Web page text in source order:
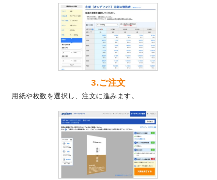
エコノミータイプののぼりが作成できるよ
うになりました！
【新商品】のぼり
が作成できるようになり
ました！
DMのデザインテンプレートを追加しまし
た。
【新商品】ステッカー
なりました！
2024年版4月始まりのカレンダーデザイン
テンプレートを公開いたしました。
2024年辰年の年賀ポスターデザインテンプ
レート
を公開いたしました。
箔押し年賀状のデザインテンプレート
開いたしました。
3.ご注文
用紙や枚数を選択し、注文に進みます。